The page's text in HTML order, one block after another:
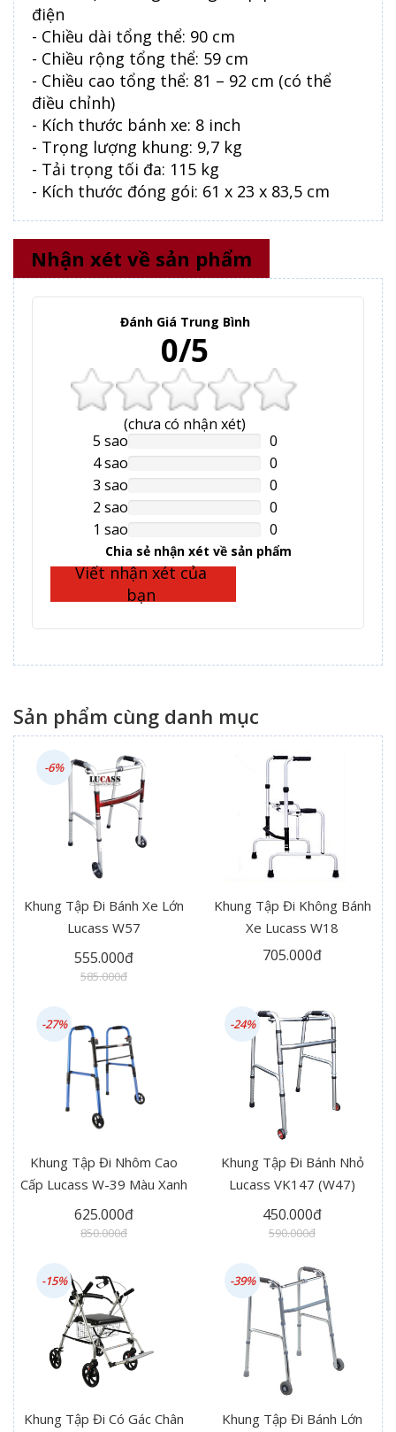
điện
- Chiều dài tổng thể: 90 cm
- Chiều rộng tổng thể: 59 cm
- Chiều cao tổng thể: 81 – 92 cm (có thể
điều chỉnh)
- Kích thước bánh xe: 8 inch
- Trọng lượng khung: 9,7 kg
- Tải trọng tối đa: 115 kg
- Kích thước đóng gói: 61 x 23 x 83,5 cm
Nhận xét về sản phẩm
Đánh Giá Trung Bình
0/5
(chưa có nhận xét)
5 saoNAN%
Complete
0
4 saoNAN%
Complete
0
3 saoNAN%
Complete
0
2 saoNAN%
Complete
0
1 saoNAN%
Complete
0
Chia sẻ nhận xét về sản phẩm
Viết nhận xét của
bạn
Sản phẩm cùng danh mục
Khung Tập Đi Bánh Xe Lớn
Lucass W57
555.000đ
585.000đ
-6%
Khung Tập Đi Không Bánh
Xe Lucass W18
705.000đ
Khung Tập Đi Nhôm Cao
Cấp Lucass W-39 Màu Xanh
Dương
625.000đ
850.000đ
-27%
Khung Tập Đi Bánh Nhỏ
Lucass VK147 (W47)
450.000đ
590.000đ
-24%
Khung Tập Đi Có Gác Chân
-15%
Khung Tập Đi Bánh Lớn
-39%